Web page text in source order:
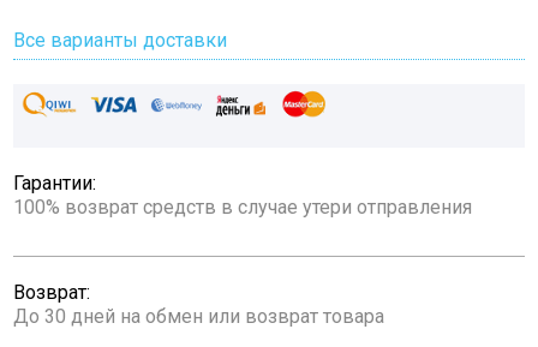
Все варианты доставки
Гарантии:
100% возврат средств в случае утери отправления
Возврат:
До 30 дней на обмен или возврат товара